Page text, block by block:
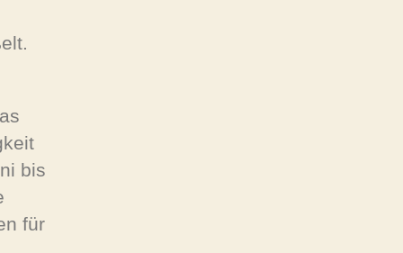
bis
für